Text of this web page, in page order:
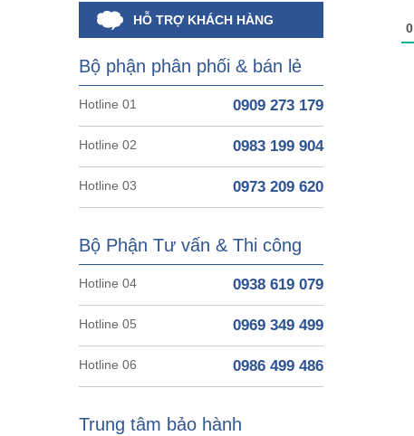
HỖ TRỢ KHÁCH HÀNG
Bộ phận phân phối & bán lẻ
Hotline 01 0909 273 179
Hotline 02 0983 199 904
Hotline 03 0973 209 620
Bộ Phận Tư vấn & Thi công
Hotline 04 0938 619 079
Hotline 05 0969 349 499
Hotline 06 0986 499 486
Trung tâm bảo hành
0